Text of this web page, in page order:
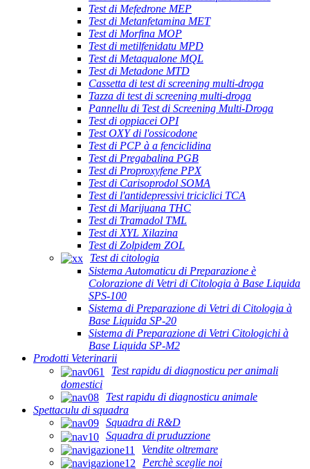
Test di Mefedrone MEP
Test di Metanfetamina MET
Test di Morfina MOP
Test di metilfenidatu MPD
Test di Metaqualone MQL
Test di Metadone MTD
Cassetta di test di screening multi-droga
Tazza di test di screening multi-droga
Pannellu di Test di Screening Multi-Droga
Test di oppiacei OPI
Test OXY di l'ossicodone
Test di PCP à a fenciclidina
Test di Pregabalina PGB
Test di Proproxyfene PPX
Test di Carisoprodol SOMA
Test di l'antidepressivi triciclici TCA
Test di Marijuana THC
Test di Tramadol TML
Test di XYL Xilazina
Test di Zolpidem ZOL
Test di citologia
Sistema Automaticu di Preparazione è
Colorazione di Vetri di Citologia à Base Liquida
SPS-100
Sistema di Preparazione di Vetri di Citologia à
Base Liquida SP-20
Sistema di Preparazione di Vetri Citologichi à
Base Liquida SP-M2
Prodotti Veterinarii
Test rapidu di diagnosticu per animali
domestici
Test rapidu di diagnosticu animale
Spettaculu di squadra
Squadra di R&D
Squadra di pruduzzione
Vendite oltremare
Perchè sceglie noi